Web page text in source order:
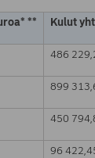
** Kulut
486
899
450
96